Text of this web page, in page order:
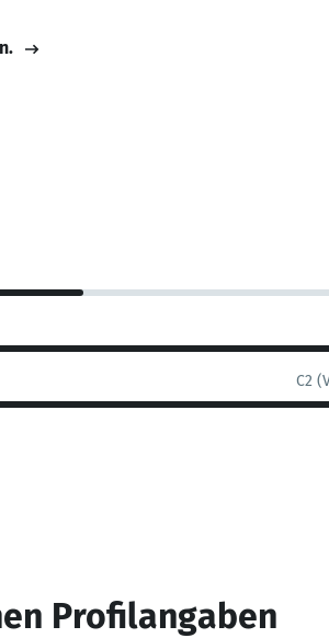
C2
Profilangaben